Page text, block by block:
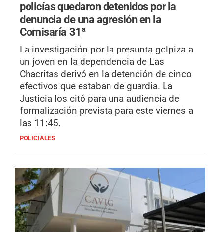
policías quedaron detenidos por la
denuncia de una agresión en la
Comisaría 31ª
La investigación por la presunta golpiza a
un joven en la dependencia de Las
Chacritas derivó en la detención de cinco
efectivos que estaban de guardia. La
Justicia los citó para una audiencia de
formalización prevista para este viernes a
las 11:45.
POLICIALES